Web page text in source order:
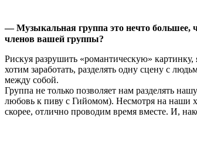
— Музыкальная группа это нечто большее,
членов вашей группы?
Рискуя разрушить «романтическую»
хотим заработать, разделять одну сцену с
между собой.
Группа не только позволяет нам разделять
любовь к пиву с Гийомом). Несмотря на наши
скорее, отлично проводим время вместе. И,